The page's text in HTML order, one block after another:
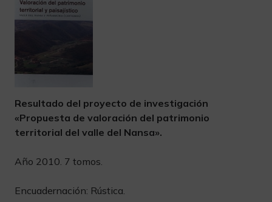
Resultado del proyecto de investigación
«Propuesta de valoración del patrimonio
territorial del valle del Nansa».
Año 2010. 7 tomos.
Encuadernación: Rústica.